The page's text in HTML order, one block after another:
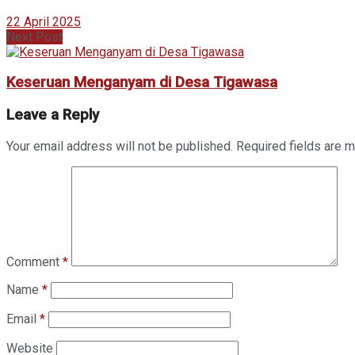
22 April 2025
Next Post
Keseruan Menganyam di Desa Tigawasa
Leave a Reply
Your email address will not be published. Required fields are
Comment *
Name *
Email *
Website